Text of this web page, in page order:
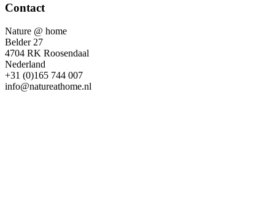
Contact
Nature @ home
Belder 27
4704 RK Roosendaal
Nederland
+31 (0)165 744 007
info@natureathome.nl